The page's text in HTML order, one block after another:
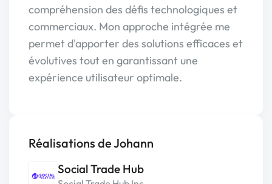
compréhension des défis technologiques et
commerciaux. Mon approche intégrée me
permet d'apporter des solutions efficaces et
évolutives tout en garantissant une
expérience utilisateur optimale.
Réalisations de Johann
Social Trade Hub